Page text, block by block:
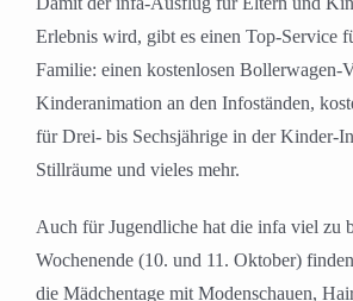
Erlebnis wird, gibt es einen Top-Service
Familie: einen kostenlosen Bollerwagen-
Kinderanimation an den Infoständen,
für Drei- bis Sechsjährige in der Kinder-
Stillräume und vieles mehr.
Auch für Jugendliche hat die infa viel zu
Wochenende (10. und 11. Oktober) finden
die Mädchentage mit Modenschauen,